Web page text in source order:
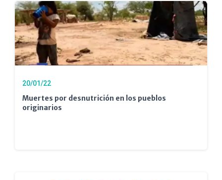
20/01/22
Muertes por desnutrición en los pueblos
originarios